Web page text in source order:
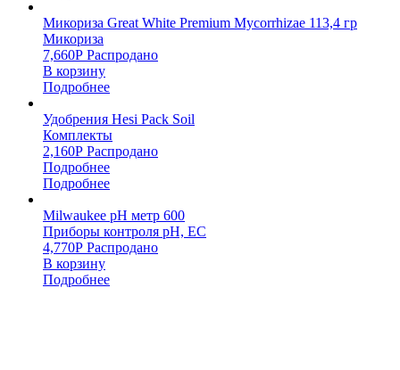
Микориза Great White Premium Mycorrhizae 113,4 гр
Микориза
7,660Р Распродано
В корзину
Подробнее
Удобрения Hesi Pack Soil
Комплекты
2,160Р Распродано
Подробнее
Подробнее
Milwaukee pH метр 600
Приборы контроля pH, EC
4,770Р Распродано
В корзину
Подробнее